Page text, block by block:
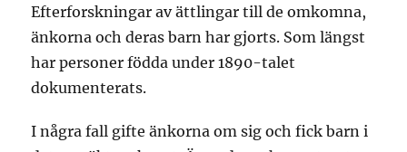
Efterforskningar av ättlingar till de omkomna,
änkorna och deras barn har gjorts. Som längst
har personer födda under 1890-talet
dokumenterats.
I några fall gifte änkorna om sig och fick barn i